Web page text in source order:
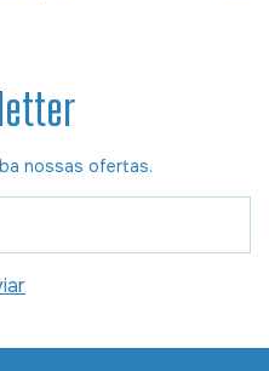
nossas ofertas.